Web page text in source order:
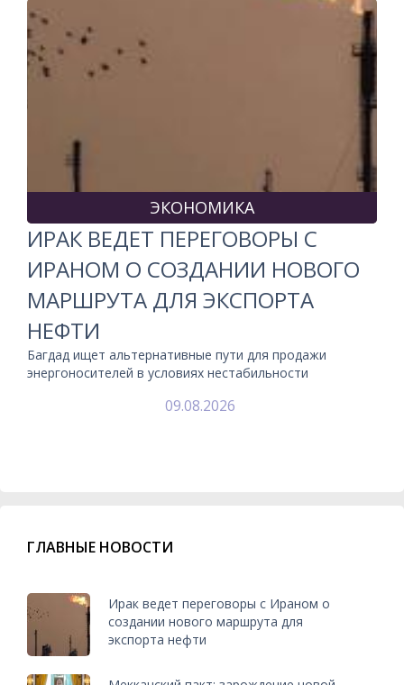
ЭКОНОМИКА
ИРАК ВЕДЕТ ПЕРЕГОВОРЫ С
ИРАНОМ О СОЗДАНИИ НОВОГО
МАРШРУТА ДЛЯ ЭКСПОРТА
НЕФТИ
Багдад ищет альтернативные пути для продажи
энергоносителей в условиях нестабильности
09.08.2026
ГЛАВНЫЕ НОВОСТИ
Ирак ведет переговоры с Ираном о
создании нового маршрута для
экспорта нефти